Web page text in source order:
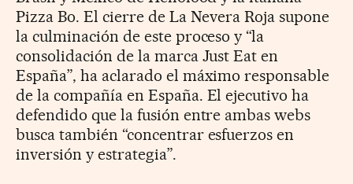
Pizza Bo. El cierre de La Nevera Roja supone
la culminación de este proceso y “la
consolidación de la marca Just Eat en
España”, ha aclarado el máximo responsable
de la compañía en España. El ejecutivo ha
defendido que la fusión entre ambas webs
busca también “concentrar esfuerzos en
inversión y estrategia”.